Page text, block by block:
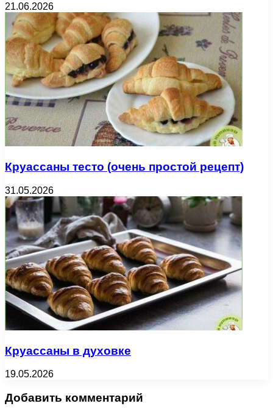
21.06.2026
Круассаны тесто (очень простой рецепт)
31.05.2026
Круассаны в духовке
19.05.2026
Добавить комментарий